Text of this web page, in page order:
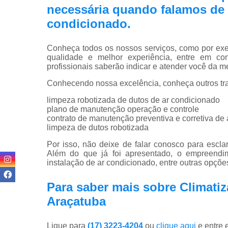
necessária quando falamos
condicionado.
Conheça todos os nossos serviços, como por
qualidade e melhor experiência, entre em
profissionais saberão indicar e atender você da
Conhecendo nossa excelência, conheça outros
limpeza robotizada de dutos de ar condicionado
plano de manutenção operação e controle
contrato de manutenção preventiva e corretiva de
limpeza de dutos robotizada
Por isso, não deixe de falar conosco para
Além do que já foi apresentado, o
instalação de ar condicionado, entre outras
Para saber mais sobre
Araçatuba
Ligue para (17) 3223-4204 ou clique aqui e entre